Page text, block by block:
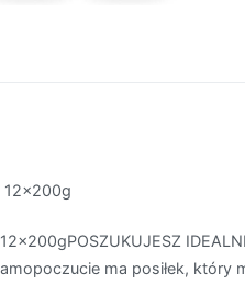
12x200g
ma posiłek,